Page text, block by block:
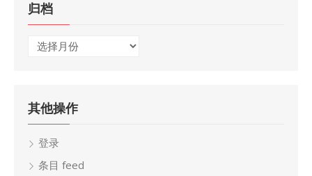
归档
归
其他操作
登录
条目 feed